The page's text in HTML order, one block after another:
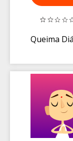
Queima